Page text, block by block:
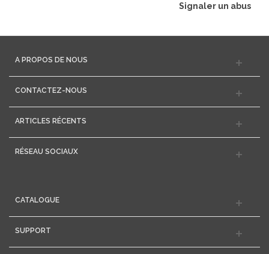
Signaler un abus
A PROPOS DE NOUS
CONTACTEZ-NOUS
ARTICLES RÉCENTS
RÉSEAU SOCIAUX
CATALOGUE
SUPPORT